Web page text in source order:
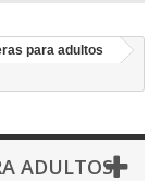
para adultos
ADULTOS